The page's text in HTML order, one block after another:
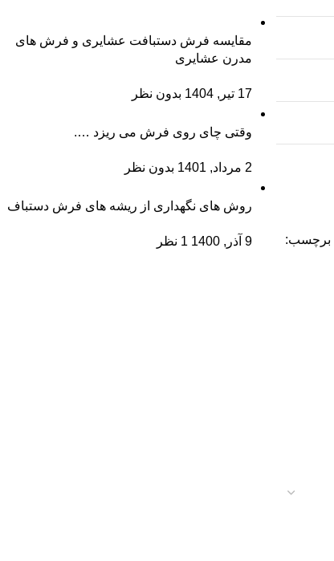
برچسب:
مقایسه فرش دستبافت عشایری و فرش های
مدرن عشایری
17 تیر, 1404 بدون نظر
وقتی چای روی فرش می ریزد ….
2 مرداد, 1401 بدون نظر
روش های نگهداری از ریشه های فرش دستباف
9 آذر, 1400 1 نظر